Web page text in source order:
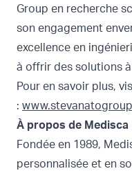
Group en recherche
son engagement
excellence en
à offrir des solutions
Pour en savoir plus,
:
À propos de Medisca
Fondée en 1989,
personnalisée et en